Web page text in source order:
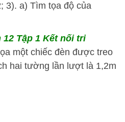
3). a) Tìm tọa độ của
12 Tập 1 Kết nối tri
một chiếc đèn được treo
hai tường lần lượt là 1,2m